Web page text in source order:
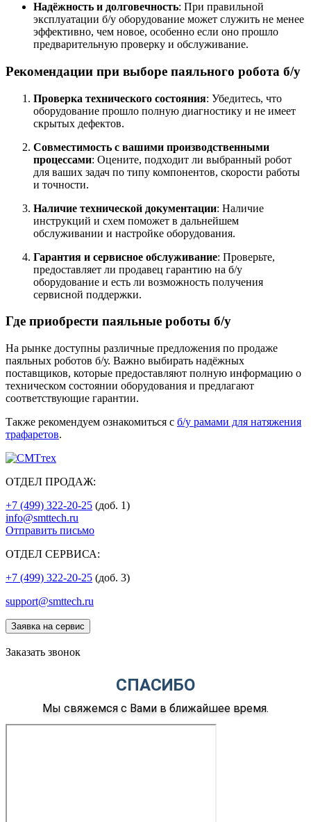
Надёжность и долговечность: При правильной
эксплуатации б/у оборудование может служить не менее
эффективно, чем новое, особенно если оно прошло
предварительную проверку и обслуживание.
Рекомендации при выборе паяльного робота б/у
Проверка технического состояния: Убедитесь, что
оборудование прошло полную диагностику и не имеет
скрытых дефектов.
Совместимость с вашими производственными
процессами: Оцените, подходит ли выбранный робот
для ваших задач по типу компонентов, скорости работы
и точности.
Наличие технической документации: Наличие
инструкций и схем поможет в дальнейшем
обслуживании и настройке оборудования.
Гарантия и сервисное обслуживание: Проверьте,
предоставляет ли продавец гарантию на б/у
оборудование и есть ли возможность получения
сервисной поддержки.
Где приобрести паяльные роботы б/у
На рынке доступны различные предложения по продаже
паяльных роботов б/у. Важно выбирать надёжных
поставщиков, которые предоставляют полную информацию о
техническом состоянии оборудования и предлагают
соответствующие гарантии.
Также рекомендуем ознакомиться с б/у рамами для натяжения
трафаретов.
ОТДЕЛ ПРОДАЖ:
+7 (499) 322-20-25 (доб. 1)
info@smttech.ru
Отправить письмо
ОТДЕЛ СЕРВИСА:
+7 (499) 322-20-25 (доб. 3)
support@smttech.ru
Заявка на сервис
Заказать звонок
СПАСИБО
Мы свяжемся с Вами в ближайшее время.